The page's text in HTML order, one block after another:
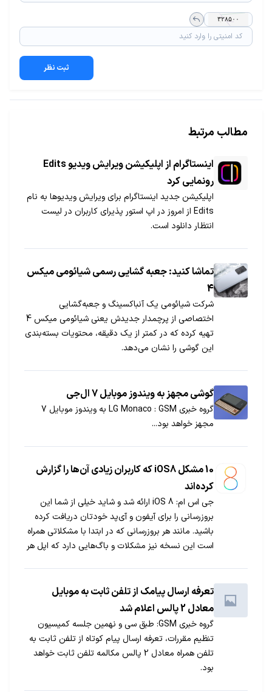
ثبت نظر
مطالب مرتبط
اینستاگرام از اپلیکیشن ویرایش ویدیو Edits
رونمایی کرد
اپلیکیشن جدید اینستاگرام برای ویرایش ویدیوها به نام
Edits از امروز در اپ استور پذیرای کاربران در لیست
انتظار دانلود است.
تماشا کنید: جعبه گشایی رسمی شیائومی میکس
4
شرکت شیائومی یک آنباکسینگ و جعبه‌گشایی
اختصاصی از پرچمدار جدیدش یعنی شیائومی میکس 4
تهیه کرده که در کمتر از یک دقیقه، محتویات بسته‌بندی
این گوشی را نشان می‌دهد.
گوشی مجهز به ویندوز موبایل 7 ال‌جی
گروه خبری GSM ‏: LG Monaco به ویندوز موبایل 7
مجهز خواهد بود...
10 مشکل iOS8 که کاربران زیادی آن‌ها را گزارش
کرده‌اند
جی اس ام: iOS 8 ارائه شد و شاید خیلی از شما این
بروزرسانی را برای آیفون و آی‌پد خودتان دریافت کرده
باشید. مانند هر بروزرسانی که در ابتدا با مشکلاتی همراه
است این نسخه نیز مشکلات و باگ‌هایی دارد که اپل هر
تعرفه ارسال پیامک از تلفن ثابت به موبایل
معادل 2 پالس اعلام شد
گروه خبری GSM: طبق سی و نهمین جلسه کمیسیون
تنظیم مقررات، تعرفه ارسال پیام کوتاه از تلفن ثابت به
تلفن همراه معادل 2 پالس مکالمه تلفن ثابت خواهد
بود.